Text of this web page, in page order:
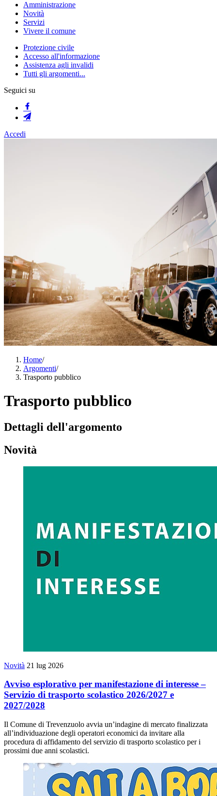
Amministrazione
Novità
Servizi
Vivere il comune
Protezione civile
Accesso all'informazione
Assistenza agli invalidi
Tutti gli argomenti...
Seguici su
Accedi
Home/
Argomenti/
Trasporto pubblico
Trasporto pubblico
Dettagli dell'argomento
Novità
Novità 21 lug 2026
Avviso esplorativo per manifestazione di interesse –
Servizio di trasporto scolastico 2026/2027 e
2027/2028
Il Comune di Trevenzuolo avvia un’indagine di mercato finalizzata
all’individuazione degli operatori economici da invitare alla
procedura di affidamento del servizio di trasporto scolastico per i
prossimi due anni scolastici.